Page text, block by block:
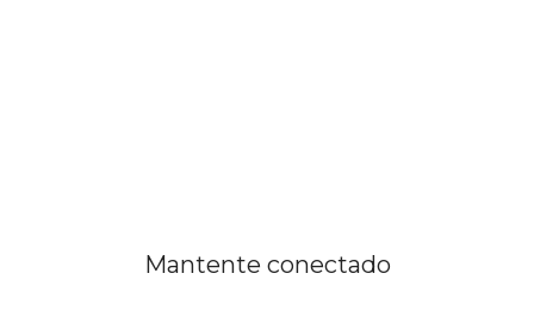
Mantente conectado